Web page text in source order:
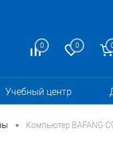
0 0
Учебный центр
• Компьютер BAFANG